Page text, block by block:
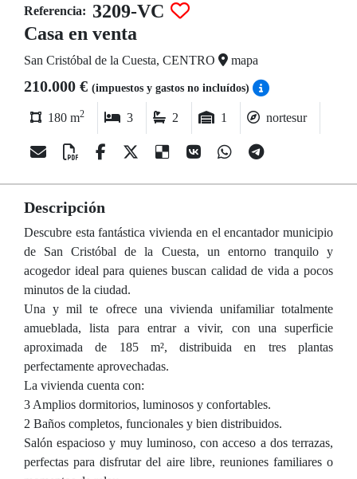
Referencia: 3209-VC
Casa en venta
San Cristóbal de la Cuesta, CENTRO mapa
210.000 € (impuestos y gastos no incluídos)
180 m2 3 2 1 nortesur
Descripción
Descubre esta fantástica vivienda en el encantador municipio
de San Cristóbal de la Cuesta, un entorno tranquilo y
acogedor ideal para quienes buscan calidad de vida a pocos
minutos de la ciudad.
Una y mil te ofrece una vivienda unifamiliar totalmente
amueblada, lista para entrar a vivir, con una superficie
aproximada de 185 m², distribuida en tres plantas
perfectamente aprovechadas.
La vivienda cuenta con:
3 Amplios dormitorios, luminosos y confortables.
2 Baños completos, funcionales y bien distribuidos.
Salón espacioso y muy luminoso, con acceso a dos terrazas,
perfectas para disfrutar del aire libre, reuniones familiares o